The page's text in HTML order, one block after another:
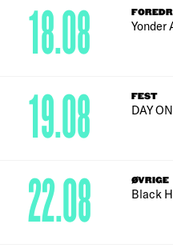
Yonder
18.08
FEST
DAY
19.08
ØVRIGE
Black
22.08